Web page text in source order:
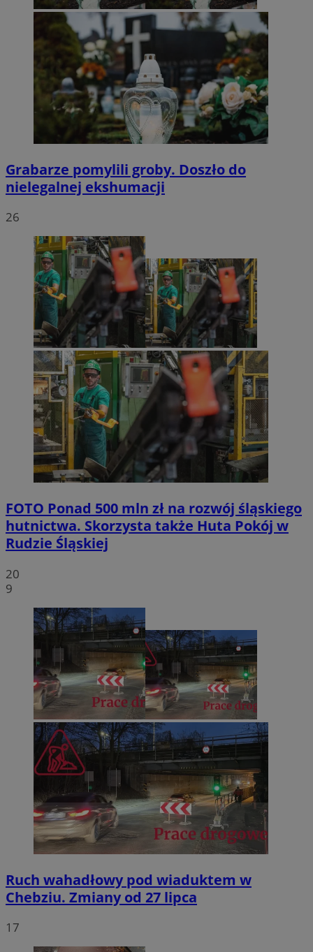
Grabarze pomylili groby. Doszło do
nielegalnej ekshumacji
26
FOTO Ponad 500 mln zł na rozwój śląskiego
hutnictwa. Skorzysta także Huta Pokój w
Rudzie Śląskiej
20
9
Ruch wahadłowy pod wiaduktem w
Chebziu. Zmiany od 27 lipca
17